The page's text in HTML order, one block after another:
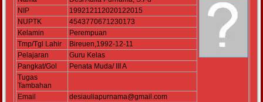
NIP
199212112020122015
NUPTK
4543770671230173
Kelamin
Perempuan
Tmp/Tgl Lahir
Bireuen,1992-12-11
Pelajaran
Guru Kelas
Pangkat/Gol
Penata Muda/ III A
Tugas
Tambahan
Email
desiauliapurnama@gmail.com